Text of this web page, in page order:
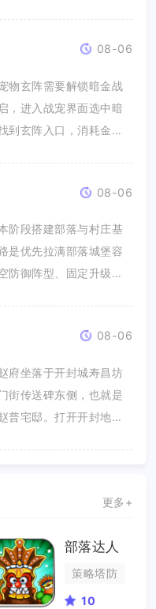
08-06
物玄阵需要解锁暗金战
，进入战宠界面选中暗
到玄阵入口，消耗金色
08-06
阶段搭建部落与村庄基
是优先拉满部落城堡容
防御阵型、固定升级顺
08-06
府坐落于开封城寿昌坊
街传送碑东侧，也就是
普宅邸。打开开封地
更多+
部落达人
策略塔防
10